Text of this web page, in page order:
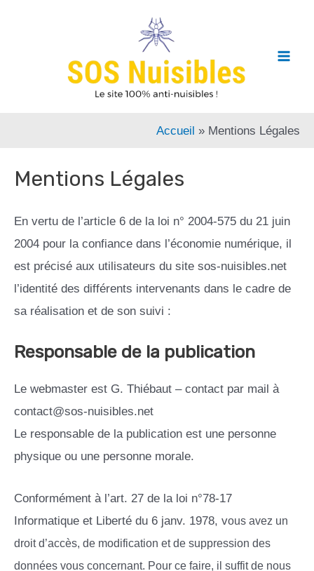
Accueil Mentions Légales
Mentions Légales
En vertu de l’article 6 de la loi n° 2004-575 du 21 juin
2004 pour la confiance dans l’économie numérique, il
est précisé aux utilisateurs du site sos-nuisibles.net
l’identité des différents intervenants dans le cadre de
sa réalisation et de son suivi :
Responsable de la publication
Le webmaster est G. Thiébaut – contact par mail à
contact@sos-nuisibles.net
Le responsable de la publication est une personne
physique ou une personne morale.
Conformément à l’art. 27 de la loi n°78-17
Informatique et Liberté du 6 janv. 1978, vous avez un
droit d’accès, de modification et de suppression des
données vous concernant. Pour ce faire, il suffit de nous